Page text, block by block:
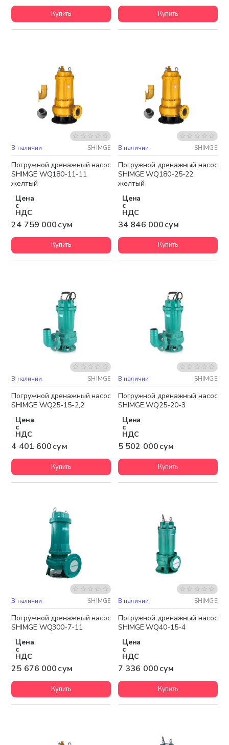
Купить Купить
Бесплатная доставка
В наличии SHIMGE
Погружной дренажный насос
SHIMGE WQ180-11-11
желтый
Цена
с
НДС
24 759 000 сум
Купить
Бесплатная доставка
В наличии SHIMGE
Погружной дренажный насос
SHIMGE WQ180-25-22
желтый
Цена
с
НДС
34 846 000 сум
Купить
Бесплатная доставка
В наличии SHIMGE
Погружной дренажный насос
SHIMGE WQ25-15-2,2
Цена
с
НДС
4 401 600 сум
Купить
Бесплатная доставка
В наличии SHIMGE
Погружной дренажный насос
SHIMGE WQ25-20-3
Цена
с
НДС
5 502 000 сум
Купить
Бесплатная доставка
В наличии SHIMGE
Погружной дренажный насос
SHIMGE WQ300-7-11
Цена
с
НДС
25 676 000 сум
Купить
Бесплатная доставка
В наличии SHIMGE
Погружной дренажный насос
SHIMGE WQ40-15-4
Цена
с
НДС
7 336 000 сум
Купить